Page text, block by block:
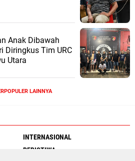
Anak Dibawah
Diringkus Tim URC
Utara
LAINNYA
INTERNASIONAL
PERISTIWA